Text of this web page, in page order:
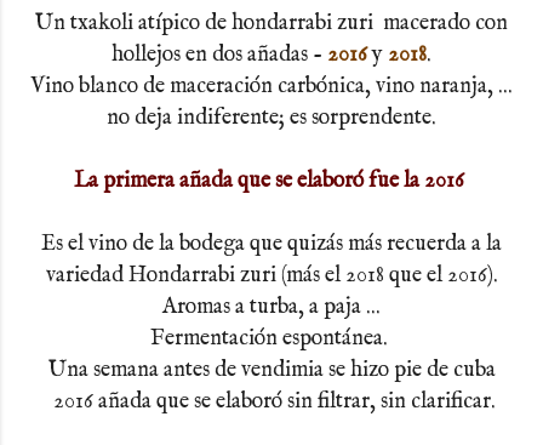
Un txakoli atípico de hondarrabi zuri macerado con
hollejos en dos añadas - 2016y 2018.
Vino blanco de maceración carbónica, vino naranja, ...
no deja indiferente; es sorprendente.
La primera añada que se elaboró fue la 2016
Es el vino de la bodega que quizás más recuerda a la
variedad Hondarrabi zuri (más el 2018 que el 2016).
Aromas a turba, a paja ...
Fermentación espontánea.
Una semana antes de vendimia se hizo pie de cuba
2016 añada que se elaboró sin filtrar, sin clarificar.